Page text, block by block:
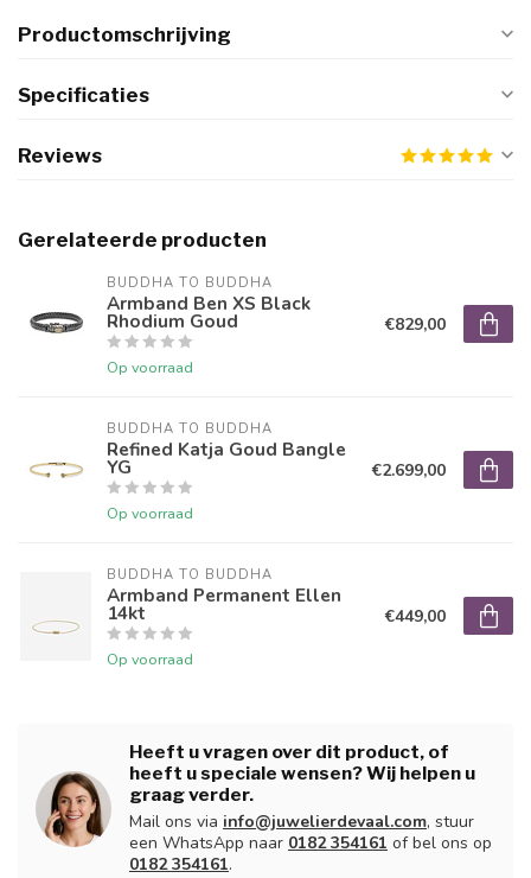
Productomschrijving
Specificaties
Reviews
Gerelateerde producten
BUDDHA TO BUDDHA
Armband Ben XS Black
Rhodium Goud
Op voorraad
€829,00
BUDDHA TO BUDDHA
Refined Katja Goud Bangle
YG
Op voorraad
€2.699,00
BUDDHA TO BUDDHA
Armband Permanent Ellen
14kt
Op voorraad
€449,00
Heeft u vragen over dit product, of
heeft u speciale wensen? Wij helpen u
graag verder.
Mail ons via info@juwelierdevaal.com, stuur
een WhatsApp naar 0182 354161 of bel ons op
0182 354161.